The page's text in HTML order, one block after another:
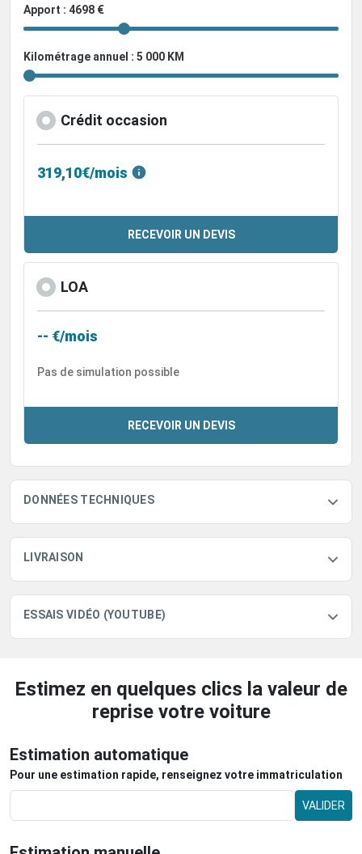
Apport : 4698 €
Kilométrage annuel : 5 000 KM
Crédit occasion
319,10€/mois
RECEVOIR UN DEVIS
LOA
-- €/mois
Pas de simulation possible
RECEVOIR UN DEVIS
DONNÉES TECHNIQUES
LIVRAISON
ESSAIS VIDÉO (YOUTUBE)
Estimez en quelques clics la valeur de
reprise votre voiture
Estimation automatique
Pour une estimation rapide, renseignez votre immatriculation
VALIDER